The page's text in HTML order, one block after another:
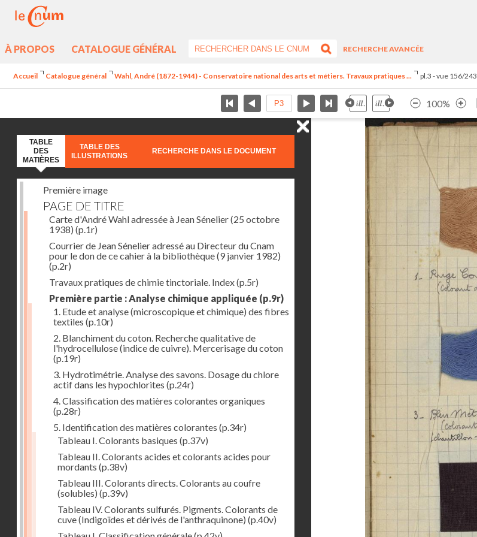
À PROPOS CATALOGUE GÉNÉRAL
RECHERCHE AVANCÉE
Accueil Catalogue général Wahl, André (1872-1944) - Conservatoire national des arts et métiers. Travaux pratiques ... pl.3 - vue 156/243
100%
TABLE
DES
MATIÈRES
TABLE DES
ILLUSTRATIONS
RECHERCHE DANS LE DOCUMENT
Première image
PAGE DE TITRE
Carte d'André Wahl adressée à Jean Sénelier (25 octobre
1938) (p.1r)
Courrier de Jean Sénelier adressé au Directeur du Cnam
pour le don de ce cahier à la bibliothèque (9 janvier 1982)
(p.2r)
Travaux pratiques de chimie tinctoriale. Index(p.5r)
Première partie : Analyse chimique appliquée (p.9r)
1. Etude et analyse (microscopique et chimique) des fibres
textiles (p.10r)
2. Blanchiment du coton. Recherche qualitative de
l'hydrocellulose (indice de cuivre). Mercerisage du coton
(p.19r)
3. Hydrotimétrie. Analyse des savons. Dosage du chlore
actif dans les hypochlorites (p.24r)
4. Classification des matières colorantes organiques
(p.28r)
5. Identification des matières colorantes (p.34r)
Tableau I. Colorants basiques (p.37v)
Tableau II. Colorants acides et colorants acides pour
mordants (p.38v)
Tableau III. Colorants directs. Colorants au coufre
(solubles) (p.39v)
Tableau IV. Colorants sulfurés. Pigments. Colorants de
cuve (Indigoïdes et dérivés de l'anthraquinone) (p.40v)